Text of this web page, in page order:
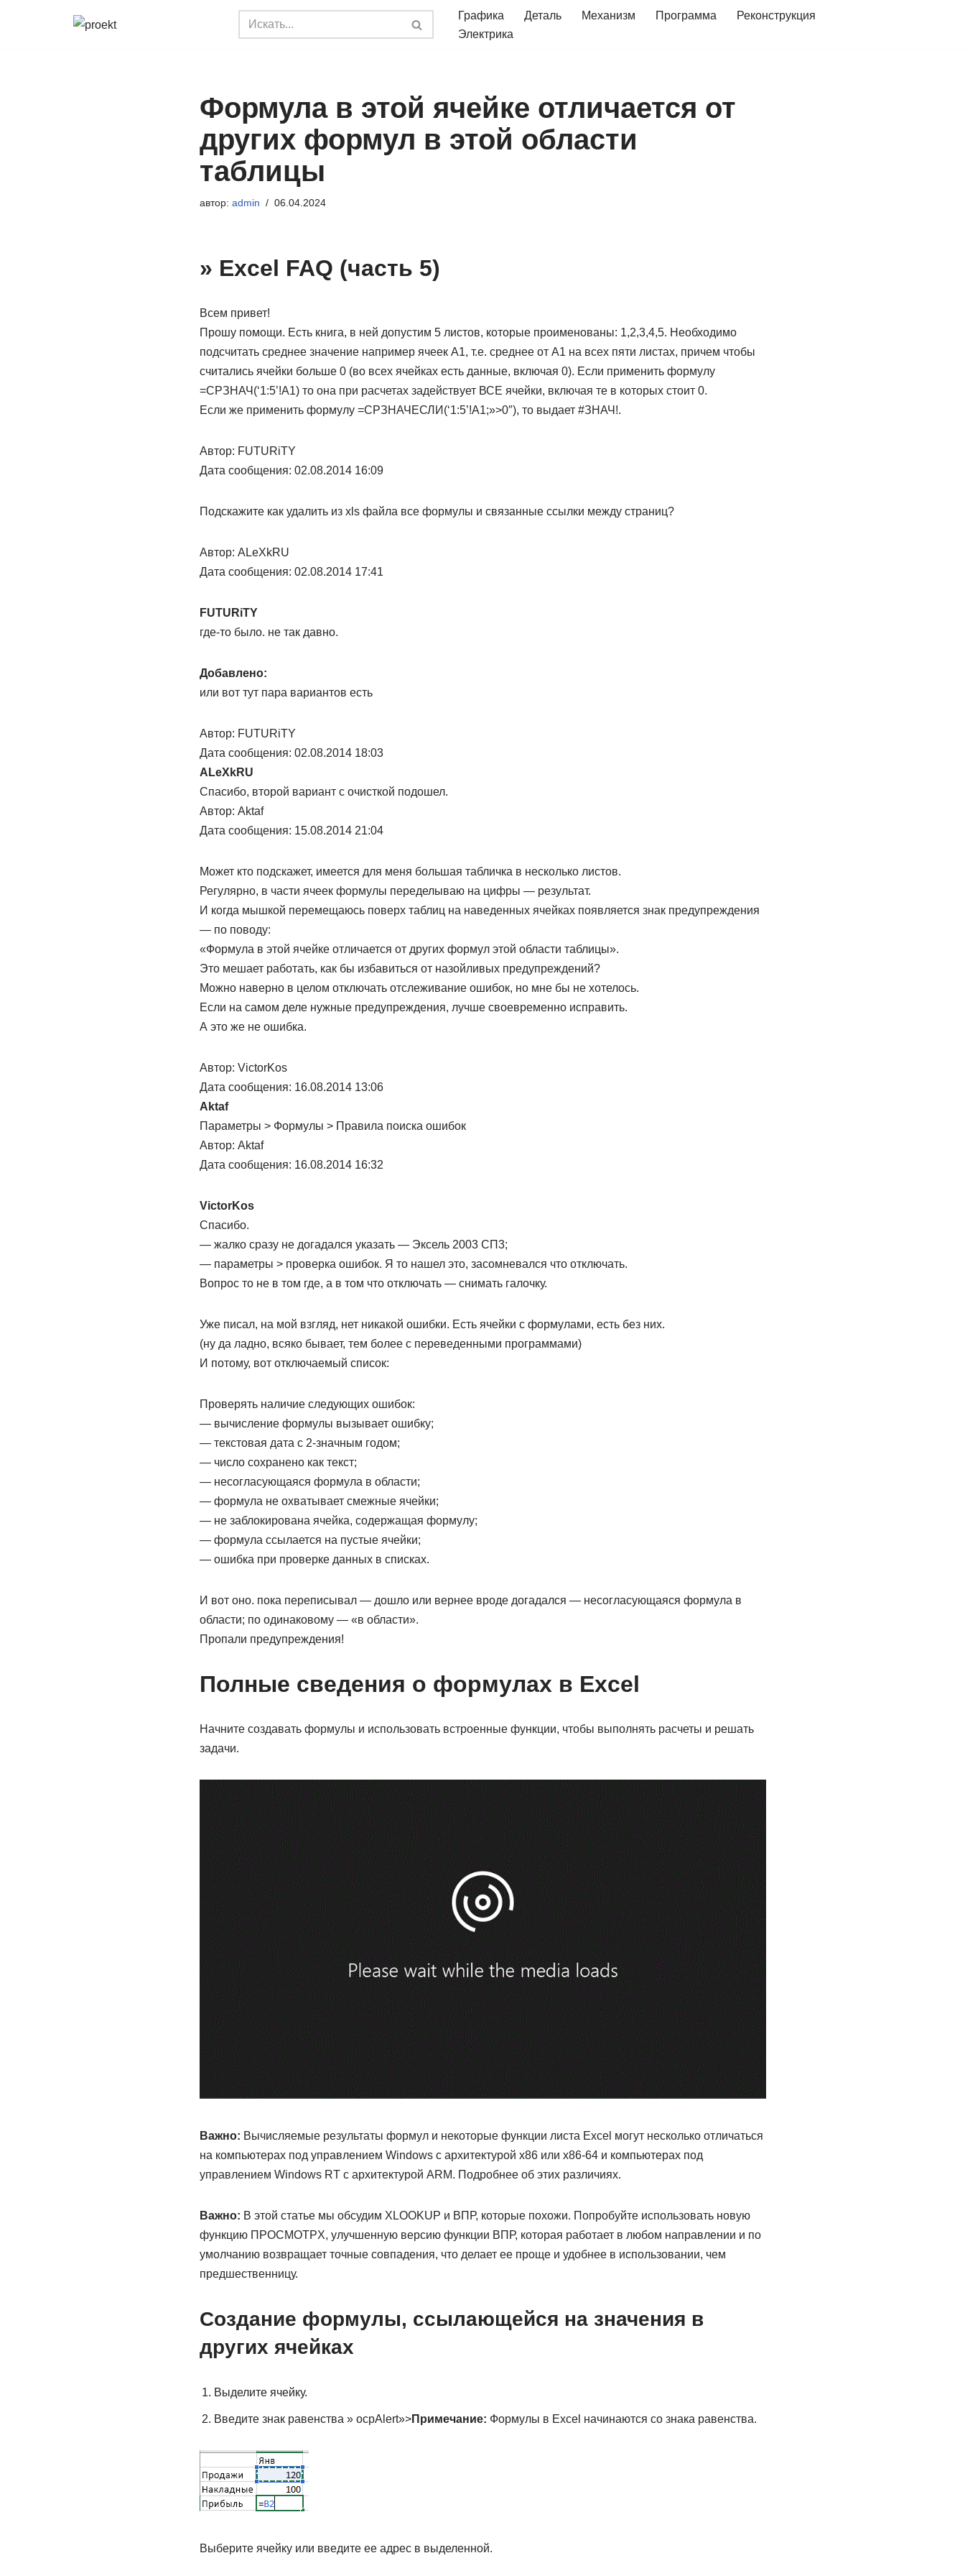
Графика Деталь Механизм Программа
Реконструкция
Электрика
Формула в этой ячейке отличается от
других формул в этой области
таблицы
автор: admin 06.04.2024
» Excel FAQ (часть 5)
Всем привет!
Прошу помощи. Есть книга, в ней допустим 5 листов, которые проименованы: 1,2,3,4,5. Необходимо
подсчитать среднее значение например ячеек А1, т.е. среднее от А1 на всех пяти листах, причем чтобы
считались ячейки больше 0 (во всех ячейках есть данные, включая 0). Если применить формулу
=СРЗНАЧ(‘1:5’!A1) то она при расчетах задействует ВСЕ ячейки, включая те в которых стоит 0.
Если же применить формулу =СРЗНАЧЕСЛИ(‘1:5’!A1;»>0″), то выдает #ЗНАЧ!.
Автор: FUTURiTY
Дата сообщения: 02.08.2014 16:09
Подскажите как удалить из xls файла все формулы и связанные ссылки между страниц?
Автор: ALeXkRU
Дата сообщения: 02.08.2014 17:41
FUTURiTY
где-то было. не так давно.
Добавлено:
или вот тут пара вариантов есть
Автор: FUTURiTY
Дата сообщения: 02.08.2014 18:03
ALeXkRU
Спасибо, второй вариант с очисткой подошел.
Автор: Aktaf
Дата сообщения: 15.08.2014 21:04
Может кто подскажет, имеется для меня большая табличка в несколько листов.
Регулярно, в части ячеек формулы переделываю на цифры — результат.
И когда мышкой перемещаюсь поверх таблиц на наведенных ячейках появляется знак предупреждения
— по поводу:
«Формула в этой ячейке отличается от других формул этой области таблицы».
Это мешает работать, как бы избавиться от назойливых предупреждений?
Можно наверно в целом отключать отслеживание ошибок, но мне бы не хотелось.
Если на самом деле нужные предупреждения, лучше своевременно исправить.
А это же не ошибка.
Автор: VictorKos
Дата сообщения: 16.08.2014 13:06
Aktaf
Параметры > Формулы > Правила поиска ошибок
Автор: Aktaf
Дата сообщения: 16.08.2014 16:32
VictorKos
Спасибо.
— жалко сразу не догадался указать — Эксель 2003 СП3;
— параметры > проверка ошибок. Я то нашел это, засомневался что отключать.
Вопрос то не в том где, а в том что отключать — снимать галочку.
Уже писал, на мой взгляд, нет никакой ошибки. Есть ячейки с формулами, есть без них.
(ну да ладно, всяко бывает, тем более с переведенными программами)
И потому, вот отключаемый список:
Проверять наличие следующих ошибок:
— вычисление формулы вызывает ошибку;
— текстовая дата с 2-значным годом;
— число сохранено как текст;
— несогласующаяся формула в области;
— формула не охватывает смежные ячейки;
— не заблокирована ячейка, содержащая формулу;
— формула ссылается на пустые ячейки;
— ошибка при проверке данных в списках.
И вот оно. пока переписывал — дошло или вернее вроде догадался — несогласующаяся формула в
области; по одинаковому — «в области».
Пропали предупреждения!
Полные сведения о формулах в Excel
Начните создавать формулы и использовать встроенные функции, чтобы выполнять расчеты и решать
задачи.
Важно: Вычисляемые результаты формул и некоторые функции листа Excel могут несколько отличаться
на компьютерах под управлением Windows с архитектурой x86 или x86-64 и компьютерах под
управлением Windows RT с архитектурой ARM. Подробнее об этих различиях.
Важно: В этой статье мы обсудим XLOOKUP и ВПР, которые похожи. Попробуйте использовать новую
функцию ПРОСМОТРX, улучшенную версию функции ВПР, которая работает в любом направлении и по
умолчанию возвращает точные совпадения, что делает ее проще и удобнее в использовании, чем
предшественницу.
Создание формулы, ссылающейся на значения в
других ячейках
Выделите ячейку.
Введите знак равенства » ocpAlert»>Примечание: Формулы в Excel начинаются со знака равенства.
Выберите ячейку или введите ее адрес в выделенной.